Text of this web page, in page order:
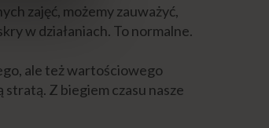
zajęć, możemy zauważyć,
w działaniach. To normalne.
ale też wartościowego
stratą. Z biegiem czasu nasze